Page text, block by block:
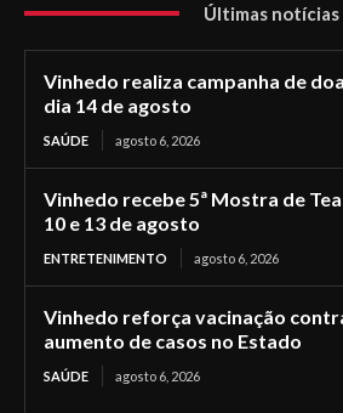
Últimas notícias
Vinhedo realiza campanha de
dia 14 de agosto
SAÚDE agosto 6, 2026
Vinhedo recebe 5ª Mostra de
10 e 13 de agosto
ENTRETENIMENTO agosto 6, 2026
Vinhedo reforça vacinação
aumento de casos no Estado
SAÚDE agosto 6, 2026